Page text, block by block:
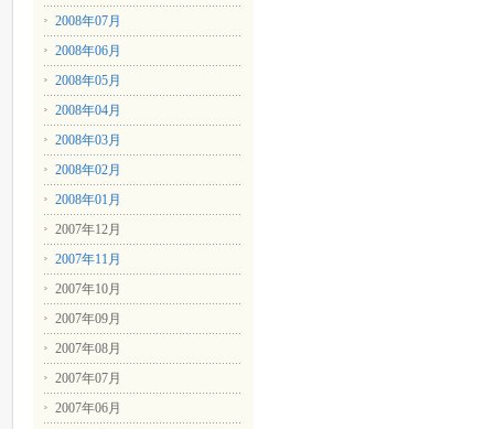
2008年07月
2008年06月
2008年05月
2008年04月
2008年03月
2008年02月
2008年01月
2007年12月
2007年11月
2007年10月
2007年09月
2007年08月
2007年07月
2007年06月